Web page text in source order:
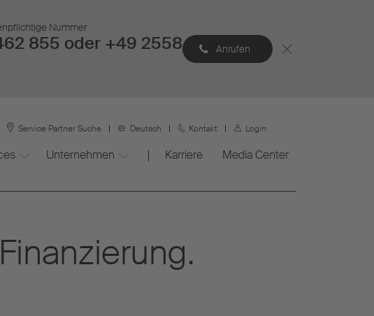
Nummer
855 oder +49 2558
Anrufen
Service Partner Suche Deutsch Kontakt Login
Unternehmen Karriere Media Center